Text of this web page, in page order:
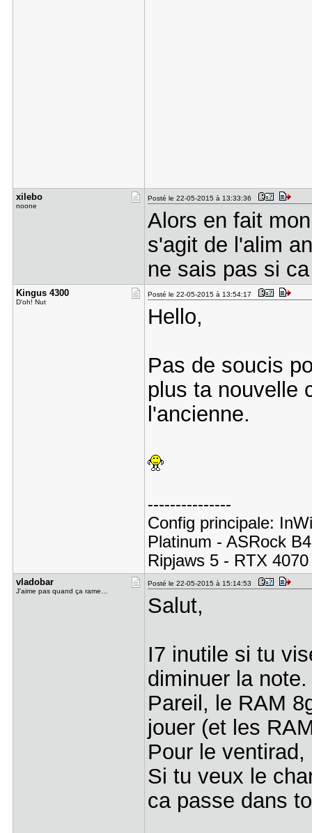
xilebo
noone
Posté le 22-05-2015 à 13:33:36
Alors en fait
s'agit de l'alim
ne sais pas si
Kingus 430​0
D'oh! Nut
Posté le 22-05-2015 à 13:54:17
Hello,
Pas de soucis
plus ta nouvelle
l'ancienne.
---------------
Config principale:
Platinum - ASRock
Ripjaws 5 - RTX
vladobar
J'aime pas quand ça rame…
Posté le 22-05-2015 à 15:14:53
Salut,
I7 inutile si tu
diminuer la
Pareil, le RAM
jouer (et les
Pour le
Si tu veux le
ca passe dans